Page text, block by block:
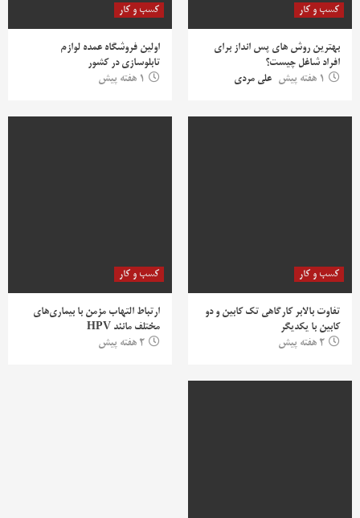
کسب و کار
بهترین روش‌ های پس‌ انداز برای
افراد شاغل چیست؟
1 هفته پیش
علی مردی
کسب و کار
اولین فروشگاه عمده لوازم
تابلوسازی در کشور
1 هفته پیش
کسب و کار
تفاوت بالابر کارگاهی تک کابین و دو
کابین با یکدیگر
2 هفته پیش
کسب و کار
ارتباط التهاب مزمن با بیماری‌های
مختلف مانند HPV
2 هفته پیش